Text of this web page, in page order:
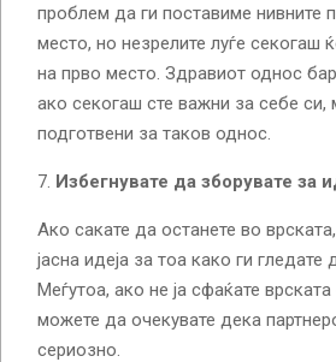
проблем да ги поставиме нивните
место, но незрелите луѓе секогаш
на прво место. Здравиот однос
ако секогаш сте важни за себе си,
подготвени за таков однос.
Избегнувате да зборувате за
Ако сакате да останете во
јасна идеја за тоа како ги гледате
Меѓутоа, ако не ја сфаќате
можете да очекувате дека
сериозно.